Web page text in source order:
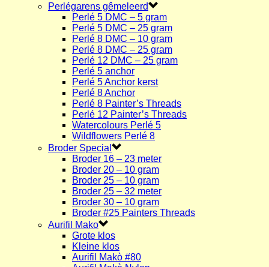
Perlégarens gêmeleerd
Perlé 5 DMC – 5 gram
Perlé 5 DMC – 25 gram
Perlé 8 DMC – 10 gram
Perlé 8 DMC – 25 gram
Perlé 12 DMC – 25 gram
Perlé 5 anchor
Perlé 5 Anchor kerst
Perlé 8 Anchor
Perlé 8 Painter’s Threads
Perlé 12 Painter’s Threads
Watercolours Perlé 5
Wildflowers Perlé 8
Broder Special
Broder 16 – 23 meter
Broder 20 – 10 gram
Broder 25 – 10 gram
Broder 25 – 32 meter
Broder 30 – 10 gram
Broder #25 Painters Threads
Aurifil Mako
Grote klos
Kleine klos
Aurifil Makò #80